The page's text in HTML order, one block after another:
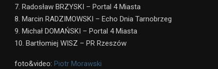
7. Radosław BRZYSKI – Portal 4 Miasta
8. Marcin RADZIMOWSKI – Echo Dnia Tarnobrzeg
9. Michał DOMAŃSKI – Portal 4 Miasta
10. Bartłomiej WISZ – PR Rzeszów
foto&video: Piotr Morawski